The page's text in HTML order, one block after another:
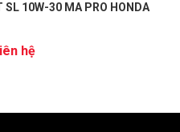
SL 10W-30 MA PRO HONDA
hệ